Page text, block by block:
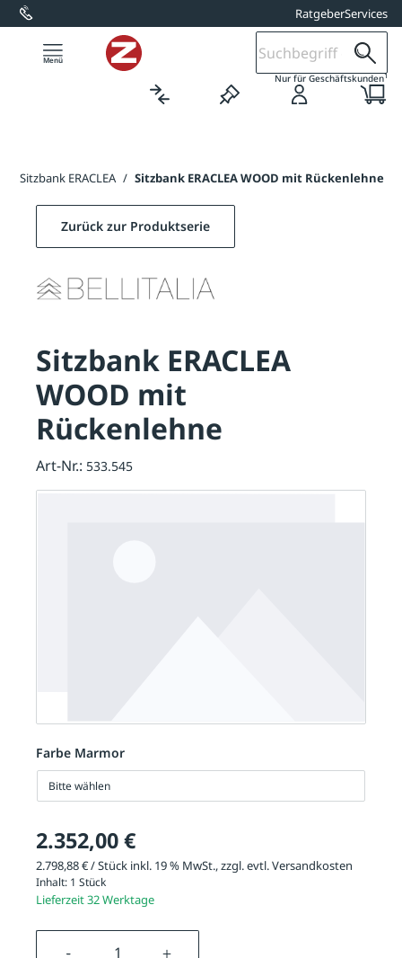
springen RatgeberServices
Nur für Geschäftskunden1
Sitzbank ERACLEA / Sitzbank ERACLEA WOOD mit Rückenlehne
Farbe Marmor
Bitte wählen
2.352,00 €
2.798,88 € / Stück inkl. 19 % MwSt., zzgl. evtl.Versandkosten
Inhalt: 1 Stück
Lieferzeit 32 Werktage
Produkt Anzahl: Gib den
Zurück zur Produktserie
Sitzbank ERACLEA
WOOD mit
Rückenlehne
Art-Nr.: 533.545